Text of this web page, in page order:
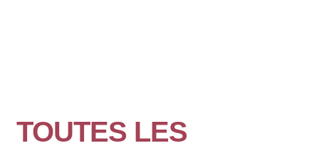
TOUTES LES